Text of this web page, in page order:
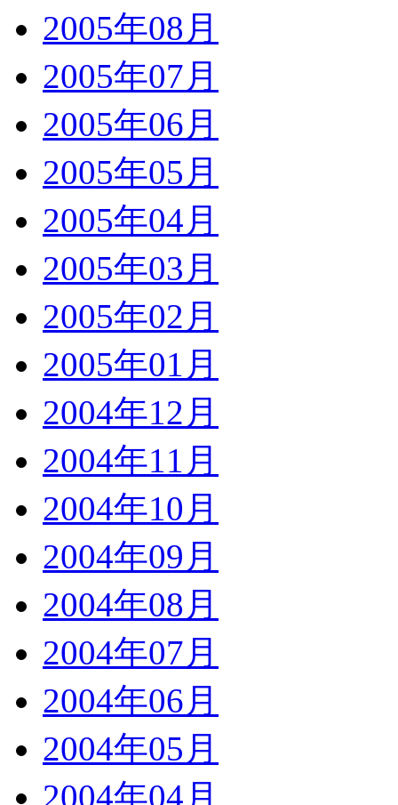
2005年08月
2005年07月
2005年06月
2005年05月
2005年04月
2005年03月
2005年02月
2005年01月
2004年12月
2004年11月
2004年10月
2004年09月
2004年08月
2004年07月
2004年06月
2004年05月
2004年04月